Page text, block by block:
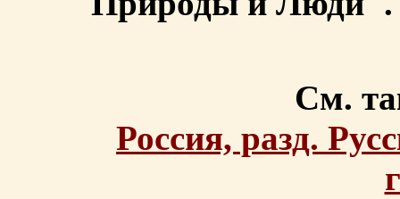
См.
Россия, разд.